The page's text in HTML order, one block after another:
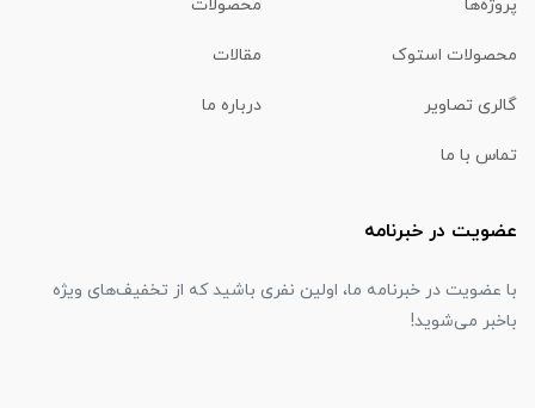
پروژه‌ها محصولات
محصولات استوک مقالات
گالری تصاویر درباره ما
تماس با ما
عضویت در خبرنامه
با عضویت در خبرنامه ما، اولین نفری باشید که از تخفیف‌های ویژه
باخبر می‌شوید!